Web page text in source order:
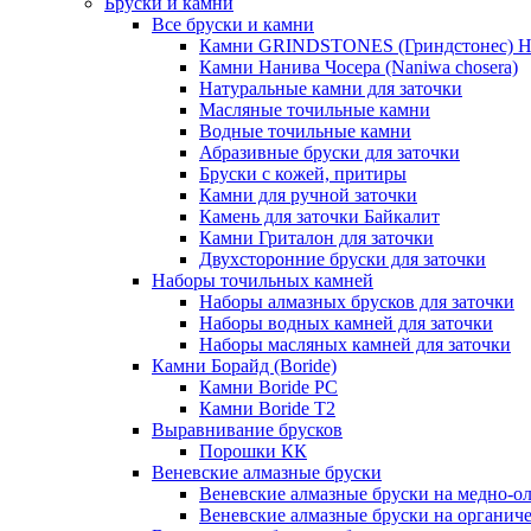
Все бруски и камни
Камни GRINDSTONES (Гриндстонес)
Камни Нанива Чосера (Naniwa chosera)
Натуральные камни для заточки
Масляные точильные камни
Водные точильные камни
Абразивные бруски для заточки
Бруски с кожей, притиры
Камни для ручной заточки
Камень для заточки Байкалит
Камни Гриталон для заточки
Двухсторонние бруски для заточки
Наборы точильных камней
Наборы алмазных брусков для заточки
Наборы водных камней для заточки
Наборы масляных камней для заточки
Камни Борайд (Boride)
Камни Boride PC
Камни Boride T2
Выравнивание брусков
Порошки КК
Веневские алмазные бруски
Веневские алмазные бруски на медно-
Веневские алмазные бруски на